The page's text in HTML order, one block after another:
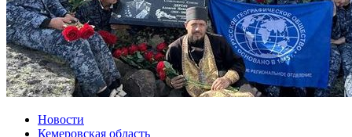
Новости
Кемеровская область